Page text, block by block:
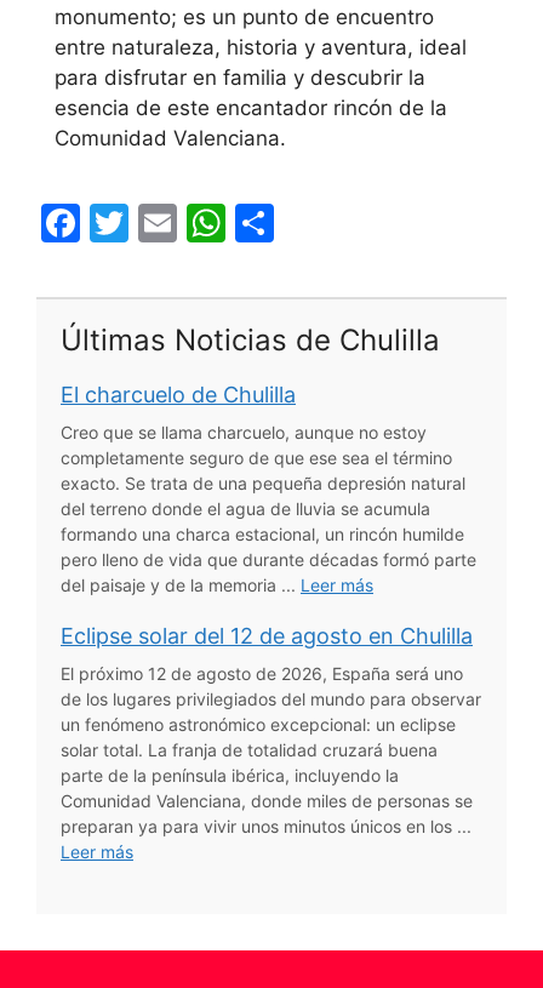
monumento; es un punto de encuentro
entre naturaleza, historia y aventura, ideal
para disfrutar en familia y descubrir la
esencia de este encantador rincón de la
Comunidad Valenciana.
F
c
e
b
o
o
k
T
itt
er
E
ai
l
W
at
s
A
p
p
ar
e
Últimas Noticias de Chulilla
El charcuelo de Chulilla
Creo que se llama charcuelo, aunque no estoy
completamente seguro de que ese sea el término
exacto. Se trata de una pequeña depresión natural
del terreno donde el agua de lluvia se acumula
formando una charca estacional, un rincón humilde
pero lleno de vida que durante décadas formó parte
del paisaje y de la memoria ... Leer más
Eclipse solar del 12 de agosto en Chulilla
El próximo 12 de agosto de 2026, España será uno
de los lugares privilegiados del mundo para observar
un fenómeno astronómico excepcional: un eclipse
solar total. La franja de totalidad cruzará buena
parte de la península ibérica, incluyendo la
Comunidad Valenciana, donde miles de personas se
preparan ya para vivir unos minutos únicos en los ...
Leer más